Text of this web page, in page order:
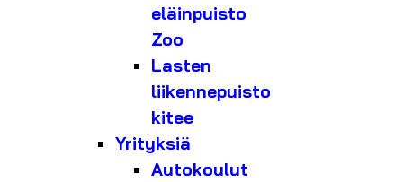
eläinpuisto
Zoo
Lasten
liikennepuisto
kitee
Yrityksiä
Autokoulut